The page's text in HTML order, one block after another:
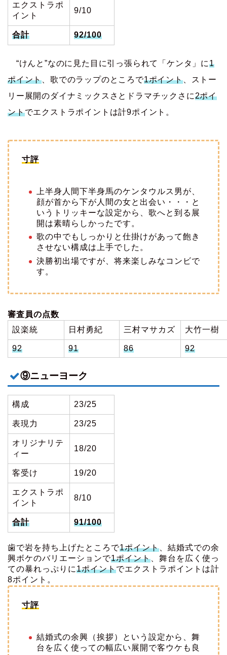
エクストラポ
イント
9/10
合計 92/100
“けんと”なのに見た目に引っ張られて「ケンタ」に1
ポイント 、歌でのラップのところで1ポイント、ストー
リー展開のダイナミックスさとドラマチックさに2ポイ
ントでエクストラポイントは計9ポイント。
寸評
上半身人間下半身馬のケンタウルス男が、
顔が首から下が人間の女と出会い・・・と
いうトリッキーな設定から、歌へと到る展
開は素晴らしかったです。
歌の中でもしっかりと仕掛けがあって飽き
させない構成は上手でした。
決勝初出場ですが、将来楽しみなコンビで
す。
審査員の点数
設楽統
日村勇紀 三村マサカズ 大竹一樹
92 91 86 92
⑨ニューヨーク
構成 23/25
表現力 23/25
オリジナリテ
ィー
18/20
客受け 19/20
エクストラポ
イント
8/10
合計 91/100
歯で岩を持ち上げたところで1ポイント、結婚式での余
興ボケのバリエーションで1ポイント、舞台を広く使っ
ての暴れっぷりに1ポイントでエクストラポイントは計
8ポイント。
寸評
結婚式の余興（挨拶）という設定から、舞
台を広く使っての幅広い展開で客ウケも良